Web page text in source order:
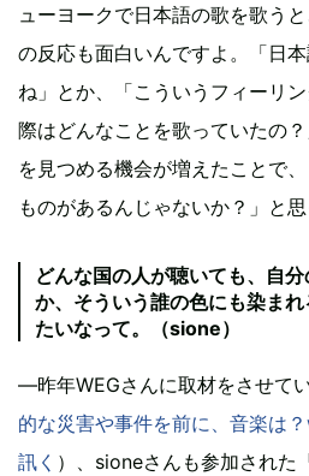
ューヨークで日本語の歌を歌う
の反応も面白いんですよ。「日
ね」とか、「こういうフィーリ
際はどんなことを歌っていたの
を見つめる機会が増えたことで
ものがあるんじゃないか？」と
どんな国の人が聴いても、自
か、そういう誰の色にも染ま
たいなって。（sione）
―昨年WEGさんに取材をさせて
的な災害や事件を前に、音楽は
訊く ）、sioneさんも参加された